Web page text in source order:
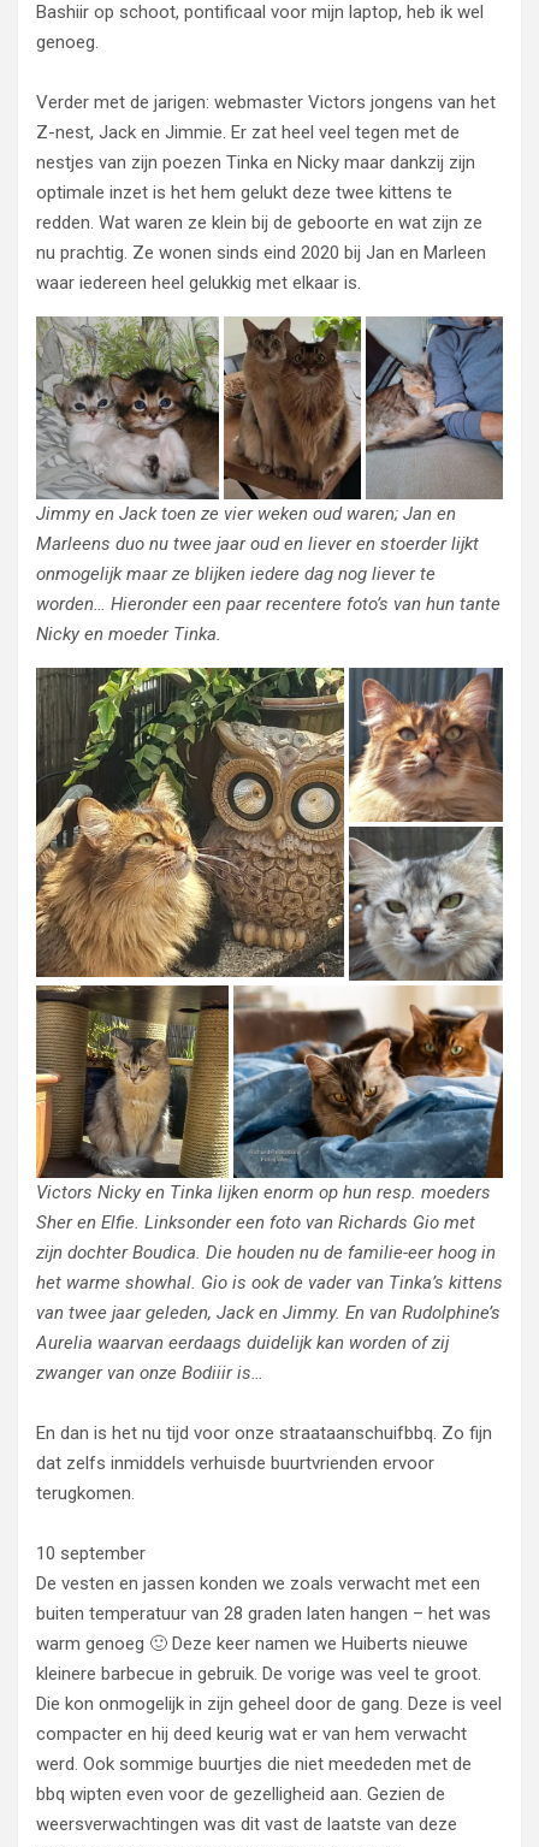
Bashiir op schoot, pontificaal voor mijn laptop, heb ik wel
genoeg.
Verder met de jarigen: webmaster Victors jongens van het
Z-nest, Jack en Jimmie. Er zat heel veel tegen met de
nestjes van zijn poezen Tinka en Nicky maar dankzij zijn
optimale inzet is het hem gelukt deze twee kittens te
redden. Wat waren ze klein bij de geboorte en wat zijn ze
nu prachtig. Ze wonen sinds eind 2020 bij Jan en Marleen
waar iedereen heel gelukkig met elkaar is.
Jimmy en Jack toen ze vier weken oud waren; Jan en
Marleens duo nu twee jaar oud en liever en stoerder lijkt
onmogelijk maar ze blijken iedere dag nog liever te
worden… Hieronder een paar recentere foto’s van hun tante
Nicky en moeder Tinka.
Victors Nicky en Tinka lijken enorm op hun resp. moeders
Sher en Elfie. Linksonder een foto van Richards Gio met
zijn dochter Boudica. Die houden nu de familie-eer hoog in
het warme showhal. Gio is ook de vader van Tinka’s kittens
van twee jaar geleden, Jack en Jimmy. En van Rudolphine’s
Aurelia waarvan eerdaags duidelijk kan worden of zij
zwanger van onze Bodiiir is…
En dan is het nu tijd voor onze straataanschuifbbq. Zo fijn
dat zelfs inmiddels verhuisde buurtvrienden ervoor
terugkomen.
10 september
De vesten en jassen konden we zoals verwacht met een
buiten temperatuur van 28 graden laten hangen – het was
warm genoeg 🙂 Deze keer namen we Huiberts nieuwe
kleinere barbecue in gebruik. De vorige was veel te groot.
Die kon onmogelijk in zijn geheel door de gang. Deze is veel
compacter en hij deed keurig wat er van hem verwacht
werd. Ook sommige buurtjes die niet meededen met de
bbq wipten even voor de gezelligheid aan. Gezien de
weersverwachtingen was dit vast de laatste van deze